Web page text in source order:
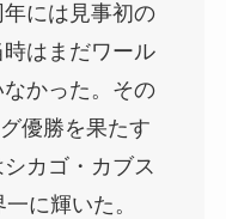
には見事初の
はまだワール
なかった。その
優勝を果たす
カゴ・カブス
に輝いた。